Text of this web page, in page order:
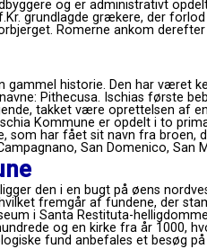
og er administrativt
grundlagde grækere, der
Romerne ankom
gammel historie. Den har været
Pithecusa. Ischias første
takket være oprettelsen af
Kommune er opdelt i to
som har fået sit navn fra broen,
San Domenico, San
den i en bugt på øens
fremgår af fundene, der
i Santa Restituta-
og en kirke fra år 1000,
fund anbefales et besøg